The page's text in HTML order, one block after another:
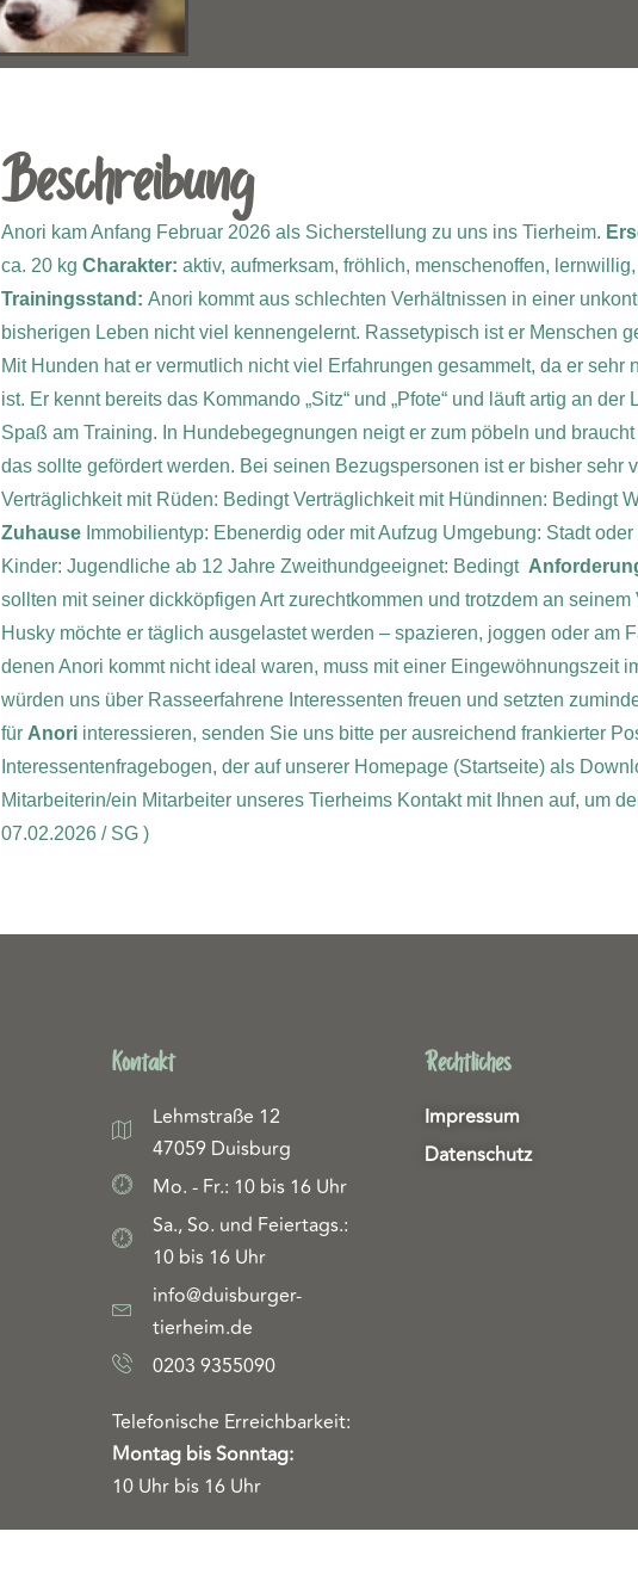
Beschreibung
Anori kam Anfang Februar 2026 als Sicherstellung zu uns ins Tierheim.
ca. 20 kg Charakter: aktiv, aufmerksam, fröhlich, menschenoffen,
Trainingsstand: Anori kommt aus schlechten Verhältnissen in einer
bisherigen Leben nicht viel kennengelernt. Rassetypisch ist er Menschen
Mit Hunden hat er vermutlich nicht viel Erfahrungen gesammelt, da er
ist. Er kennt bereits das Kommando „Sitz“ und „Pfote“ und läuft artig an
Spaß am Training. I n Hundebegegnungen neigt er zum pöbeln und
das sollte gefördert werden. Bei seinen Bezugspersonen ist er bisher sehr
Verträglichkeit mit Rüden: Bedingt Verträglichkeit mit Hündinnen: Bedingt
Zuhause Immobilientyp: Ebenerdig oder mit Aufzug Umgebung: Stadt
Kinder: Jugendliche ab 12 Jahre Zweithundgeeignet: Bedingt
sollten mit seiner dickköpfigen Art zurechtkommen und trotzdem an
Husky möchte er täglich ausgelastet werden – spazieren, joggen oder am
denen Anori kommt nicht ideal waren, muss mit einer Eingewöhnungszeit
würden uns über Rasseerfahrene Interessenten freuen und setzten
für Anori interessieren, senden Sie uns bitte per ausreichend frankierter
Interessentenfragebogen, der auf unserer Homepage (Startseite) als
Mitarbeiterin/ein Mitarbeiter unseres Tierheims Kontakt mit Ihnen auf, um
07.02.2026 / SG )
Kontakt
Lehmstraße 12
47059 Duisburg
Mo. - Fr.: 10 bis 16 Uhr
Sa., So. und Feiertags.:
10 bis 16 Uhr
info@duisburger-
tierheim.de
0203 9355090
Telefonische Erreichbarkeit:
Montag bis Sonntag:
10 Uhr bis 16 Uhr
Rechtliches
Impressum
Datenschutz